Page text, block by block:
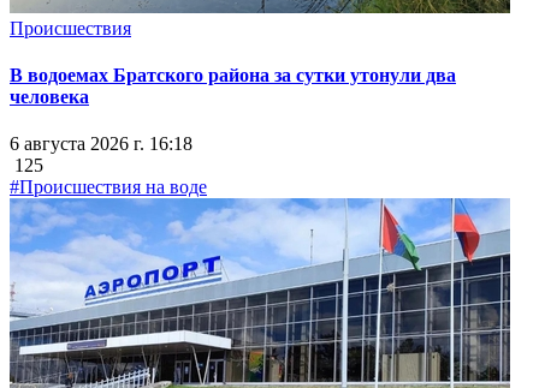
Происшествия
В водоемах Братского района за сутки утонули два
человека
6 августа 2026 г. 16:18
125
#Происшествия на воде